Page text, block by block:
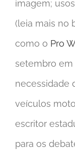
imagem;
(leia mais no
como o Pro
setembro em
necessidade
veículos
escritor
para os